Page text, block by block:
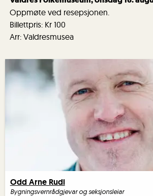
Oppmøte ved resepsjonen.
Billettpris: Kr 100
Arr: Valdresmusea
Odd Arne Rudi
Bygningsvernrådgjevar og seksjonsleiar